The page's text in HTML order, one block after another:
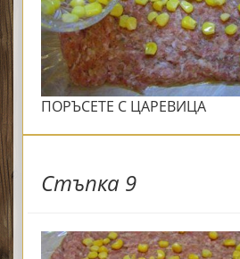
ПОРЪСЕТЕ С ЦАРЕВИЦА
Стъпка 9